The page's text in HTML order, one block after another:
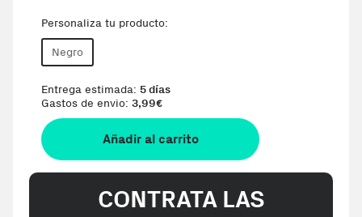
Personaliza tu producto:
Negro
Entrega estimada: 5 días
Gastos de envio: 3,99€
Añadir al carrito
CONTRATA LAS